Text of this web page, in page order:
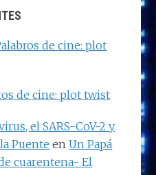
de cine: plot
de cine: plot twist
el SARS-CoV-2 y
Puente enUn Papá
cuarentena- El